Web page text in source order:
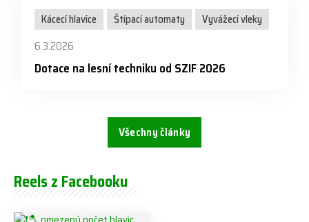
Kácecí hlavice Štípací automaty
Vyvážecí vleky
6.3.2026
Dotace na lesní techniku od SZIF 2026
Všechny články
Reels z Facebooku